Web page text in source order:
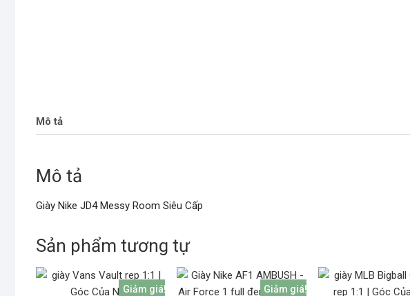
Mô tả
Mô tả
Giày Nike JD4 Messy Room Siêu Cấp
Sản phẩm tương tự
Giảm giá! Giảm giá!